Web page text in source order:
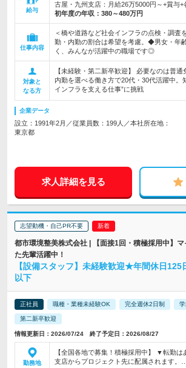
給与
古屋・九州支店：月給26万5000円～+賞与+
初年度の年収： 380～480万円
仕事内容
＜橋や道路など社会インフラの点検・調査
勤・内勤の割合は希望を考慮。◆男女・年
く、みんなが活躍中の職場です◎
対象と
なる方
【未経験・第二新卒歓迎】 必要なのは普通
内勤を選べる働き方で20代・30代活躍中。
インフラを支える仕事”に挑戦
企業データ
設立：1991年2月／従業員数：199人／本社所在地：
東京都
求人詳細を見る
志望動機・自己PR不要
都市環境整美株式会社 | 【面接1回・積極採用中】
た先輩活躍中！
【設備スタッフ】未経験歓迎★年間休日
以下
正社員 職種・業種未経験OK 完全週休2日制
第二新卒歓迎
情報更新日：2026/07/24 終了予定日：2026/08/27
勤務地
【全国各地で募集！積極採用中】 ▼転勤
支店からプロジェクト先に配属されます。…